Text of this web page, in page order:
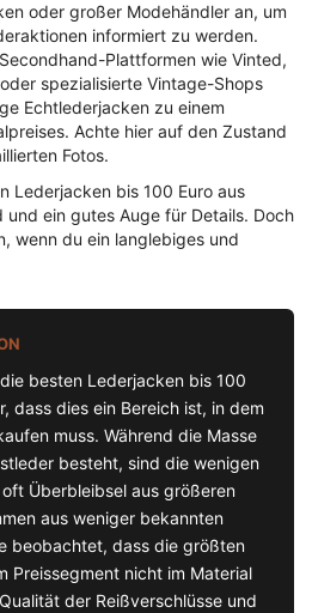
oder großer Modehändler an, um
informiert zu werden.
Secondhand-Plattformen wie Vinted,
spezialisierte Vintage-Shops
Echtlederjacken zu einem
Achte hier auf den Zustand
Fotos.
Lederjacken bis 100 Euro aus
ein gutes Auge für Details. Doch
wenn du ein langlebiges und
besten Lederjacken bis 100
dass dies ein Bereich ist, in dem
muss. Während die Masse
besteht, sind die wenigen
Überbleibsel aus größeren
aus weniger bekannten
beobachtet, dass die größten
Preissegment nicht im Material
der Reißverschlüsse und